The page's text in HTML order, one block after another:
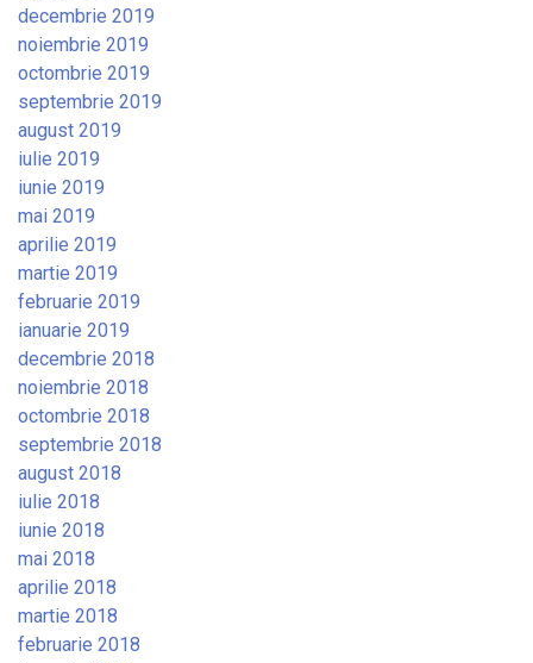
decembrie 2019
noiembrie 2019
octombrie 2019
septembrie 2019
august 2019
iulie 2019
iunie 2019
mai 2019
aprilie 2019
martie 2019
februarie 2019
ianuarie 2019
decembrie 2018
noiembrie 2018
octombrie 2018
septembrie 2018
august 2018
iulie 2018
iunie 2018
mai 2018
aprilie 2018
martie 2018
februarie 2018